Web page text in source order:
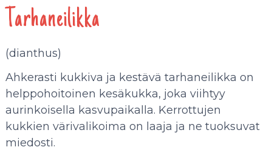
Tarhaneilikka
(dianthus)
Ahkerasti kukkiva ja kestävä tarhaneilikka on
helppohoitoinen kesäkukka, joka viihtyy
aurinkoisella kasvupaikalla. Kerrottujen
kukkien värivalikoima on laaja ja ne tuoksuvat
miedosti.